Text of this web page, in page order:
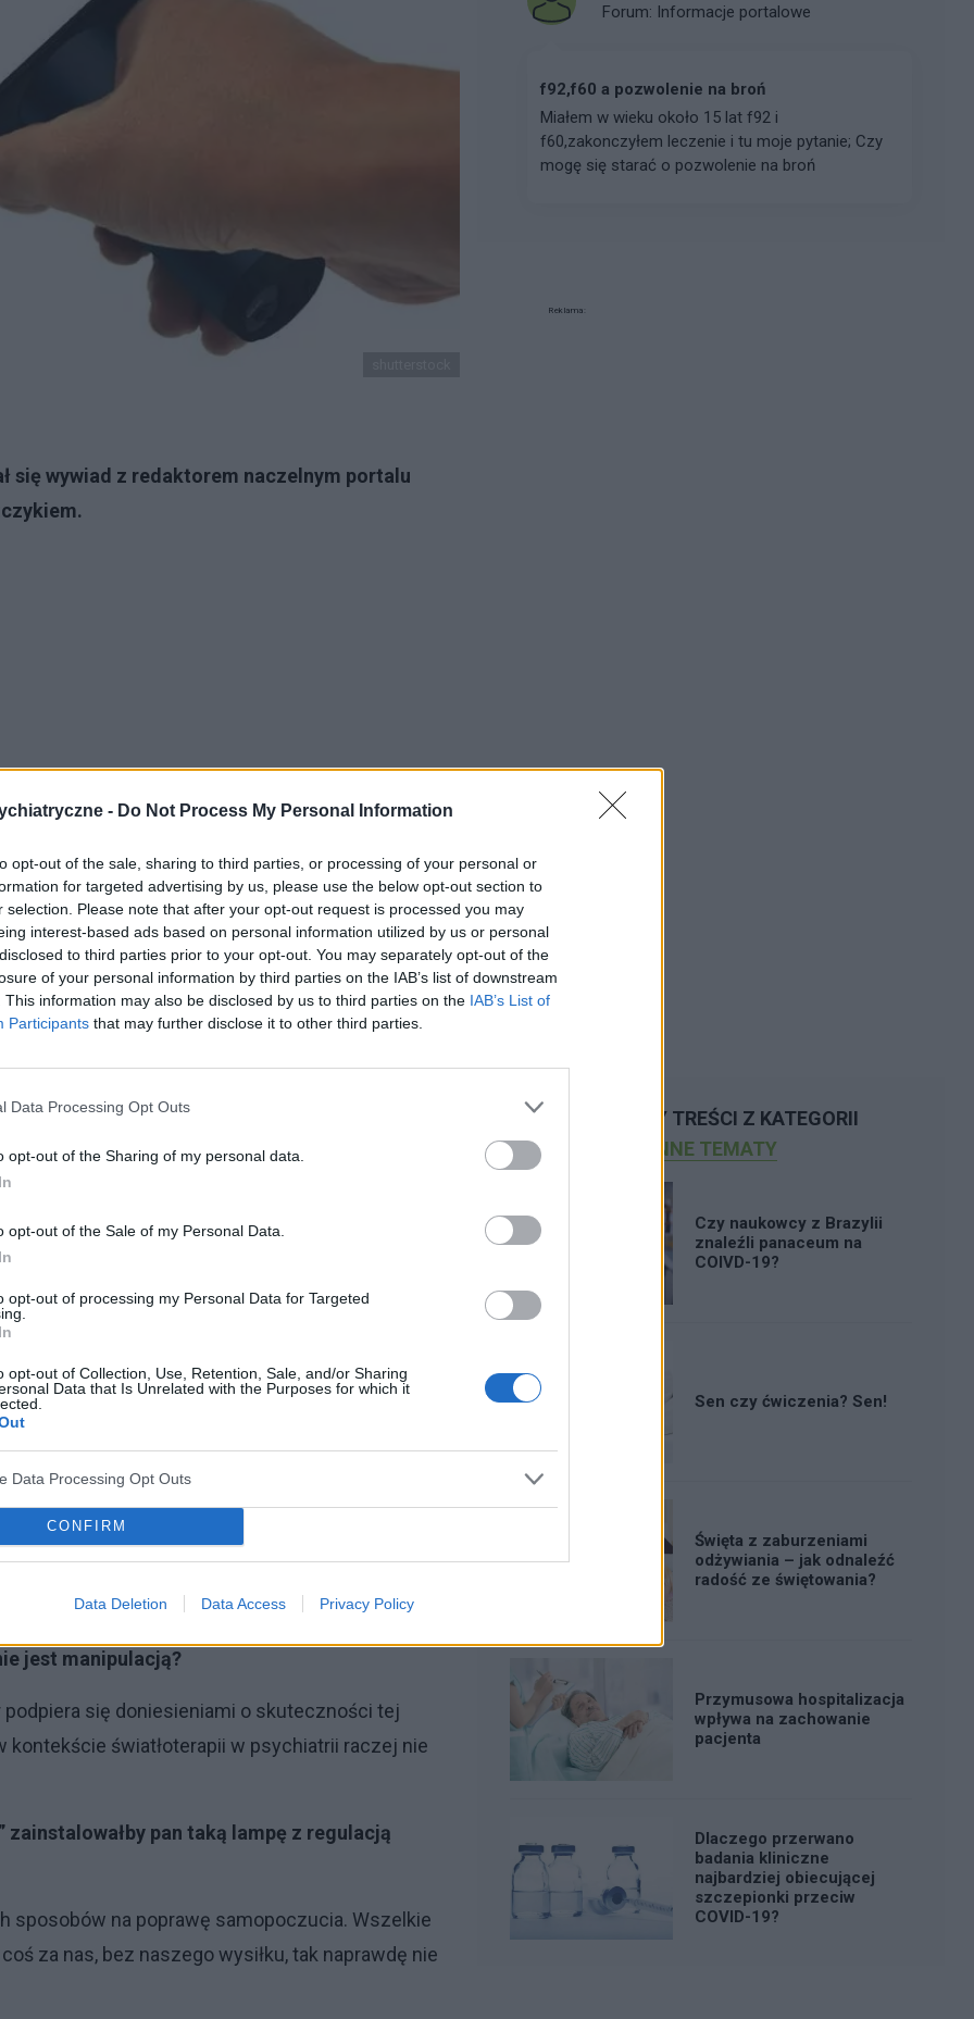
- Do Not Process My Personal Information
opt-out of the sale, sharing to third parties, or processing of your personal or
for targeted advertising by us, please use the below opt-out section to
selection. Please note that after your opt-out request is processed you may
interest-based ads based on personal information utilized by us or personal
to third parties prior to your opt-out. You may separately opt-out of the
of your personal information by third parties on the IAB’s list of downstream
This information may also be disclosed by us to third parties on the IAB’s List of
Participants that may further disclose it to other third parties.
Data Processing Opt Outs
opt-out of the Sharing of my personal data.
opt-out of the Sale of my Personal Data.
opt-out of processing my Personal Data for Targeted
opt-out of Collection, Use, Retention, Sale, and/or Sharing
Data that Is Unrelated with the Purposes for which it
Data Processing Opt Outs
CONFIRM
Data Deletion Data Access Privacy Policy
się wywiad z redaktorem naczelnym portalu
światłem imitującym światło naturalne?
słonecznego nie męczy, ma znaczenie
nieprawidłowe oświetlenie męczy i to bardzo.
do potrzeb oświetleniem.
BHP.
rękę? Czy wystarczy przeczytać ulotkę
światłoterapii, nie nadaje się do leczenia depresji
parametry, 5000 – 10 000 luksów (lx) i muszą
osób proszących o zastosowanie tej metody
ale inne schorzenia, najczęściej z grupy
własną rękę. Potrzebna jest diagnoza
terapię. Jednak opisane przeze mnie systemy
Są przeznaczone dla tych, którzy
nastrój. Ewentualnie przezwyciężyć
oświetlenia. Świat atakuje nas tyloma różnych
i inne), że ostrożnie należy podchodzić do
jest manipulacją?
się doniesieniami o skuteczności tej
kontekście światłoterapii w psychiatrii raczej nie
pan taką lampę z regulacją
sposobów na poprawę samopoczucia. Wszelkie
za nas, bez naszego wysiłku, tak naprawdę nie
Forum: Informacje portalowe
f92,f60 a pozwolenie na broń
Miałem w wieku około 15 lat f92 i
f60,zakonczyłem leczenie i tu moje pytanie; Czy
mogę się starać o pozwolenie na broń
Reklama:
POLECAMY TREŚCI Z KATEGORII
INNE TEMATY
Czy naukowcy z Brazylii
znaleźli panaceum na
COIVD-19?
Sen czy ćwiczenia? Sen!
Święta z zaburzeniami
odżywiania – jak odnaleźć
radość ze świętowania?
Przymusowa hospitalizacja
wpływa na zachowanie
pacjenta
Dlaczego przerwano
badania kliniczne
najbardziej obiecującej
szczepionki przeciw
COVID-19?